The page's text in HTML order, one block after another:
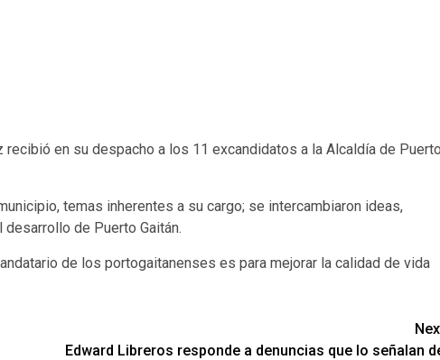
en su despacho a los 11 excandidatos a la Alcaldía de Puerto
temas inherentes a su cargo; se intercambiaron ideas,
de Puerto Gaitán.
de los portogaitanenses es para mejorar la calidad de vida
Edward Libreros responde a denuncias que lo señalan